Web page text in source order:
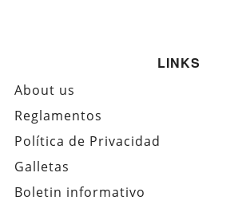
LINKS
About us
Reglamentos
Política de Privacidad
Galletas
Boletin informativo